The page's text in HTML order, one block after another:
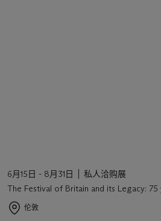
6月15日 - 8月31日
私人洽购展
The Festival of Britain and its Legacy:
伦敦